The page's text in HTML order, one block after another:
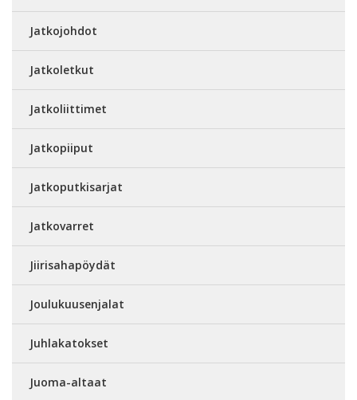
Jatkojohdot
Jatkoletkut
Jatkoliittimet
Jatkopiiput
Jatkoputkisarjat
Jatkovarret
Jiirisahapöydät
Joulukuusenjalat
Juhlakatokset
Juoma-altaat